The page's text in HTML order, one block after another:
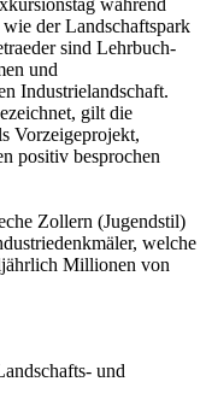
während
der Landschaftspark
sind Lehrbuch-
und
Industrielandschaft.
gilt die
Vorzeigeprojekt,
positiv besprochen
Zollern (Jugendstil)
welche
Millionen von
und